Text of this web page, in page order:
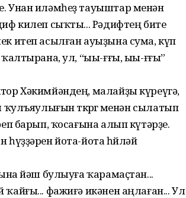
Унан иләмһеҙ тауыштар менән
килеп сыҡты... Рәдифтең бите
итеп асылған ауыҙына сума, күп
ул, “ыы-ғғы, ыы-ғғы”
Хәкимйәндең, малайҙы күреүгә,
төкөрөгө менән сылатып
барып, ҡосағына алып күтәрҙе.
йота-йота һөйләй
йәш булыуға ҡарамаҫтан...
фажиғә икәнен аңлаған... Ул